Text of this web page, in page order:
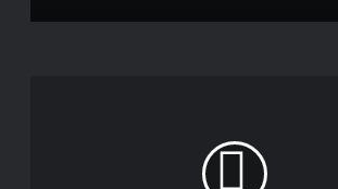
بيان المجلس المدني الديمقراطي للهجرة
حول مستجدات قضية الصحراء المغربية